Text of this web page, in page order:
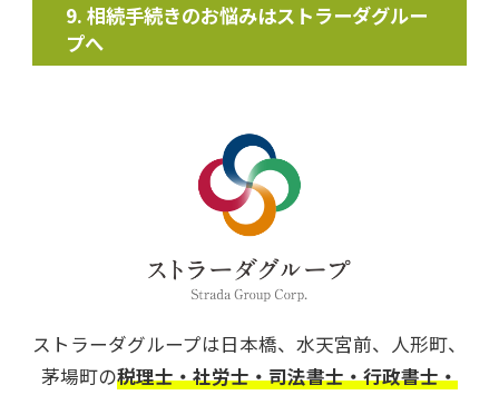
相続手続きのお悩みはストラーダグルー
プへ
ストラーダグループは日本橋、水天宮前、人形町、
茅場町の税理士・社労士・司法書士・行政書士・